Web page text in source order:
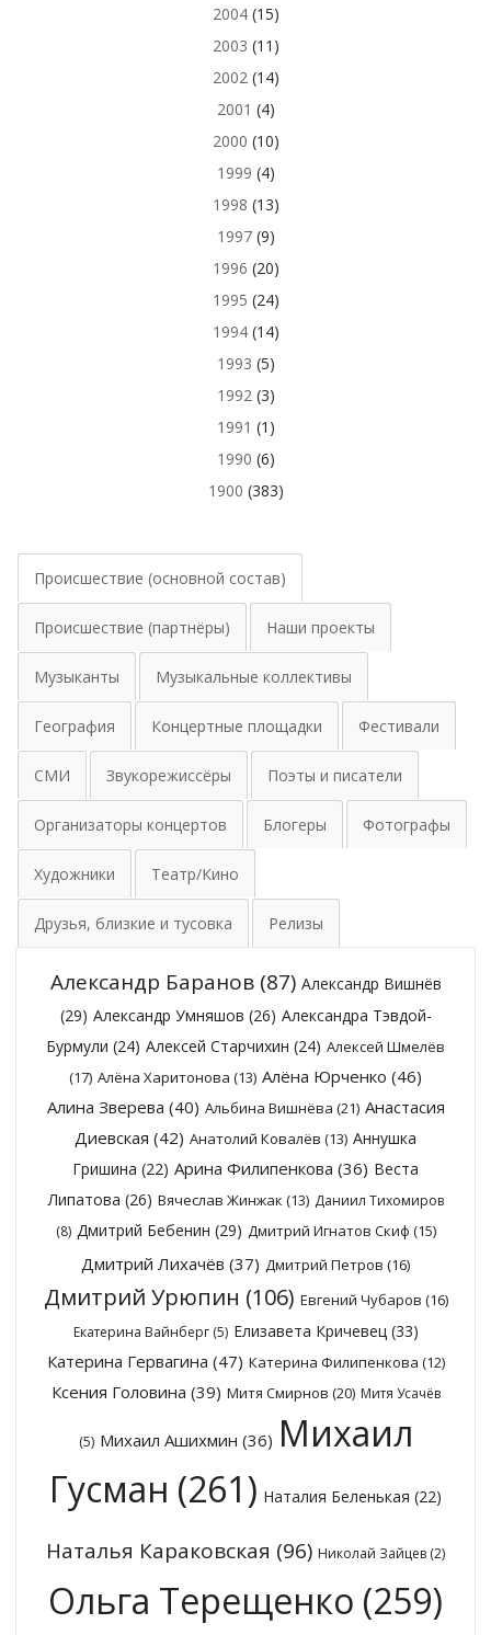
2004(15)
2003 (11)
2002(14)
2001 (4)
2000 (10)
1999 (4)
1998 (13)
1997(9)
1996 (20)
1995 (24)
1994(14)
1993 (5)
1992(3)
1991 (1)
1990 (6)
1900 (383)
Происшествие (основной состав)
Происшествие (партнёры) Наши проекты
Музыканты Музыкальные коллективы
География Концертные площадки Фестивали
СМИ Звукорежиссёры Поэты и писатели
Организаторы концертов Блогеры Фотографы
Художники Театр/Кино
Друзья, близкие и тусовка Релизы
Александр Баранов(87) Александр Вишнёв
(29) Александр Умняшов (26) Александра Тэвдой-
Бурмули (24) Алексей Старчихин (24) Алексей Шмелёв
(17) Алёна Харитонова (13) Алёна Юрченко (46)
Алина Зверева (40) Альбина Вишнёва (21) Анастасия
Диевская (42) Анатолий Ковалёв (13) Аннушка
Гришина (22) Арина Филипенкова (36) Веста
Липатова (26) Вячеслав Жинжак (13) Даниил Тихомиров
(8) Дмитрий Бебенин (29) Дмитрий Игнатов Скиф (15)
Дмитрий Лихачёв (37) Дмитрий Петров (16)
Дмитрий Урюпин (106) Евгений Чубаров (16)
Екатерина Вайнберг(5) Елизавета Кричевец(33)
Катерина Гервагина (47) Катерина Филипенкова (12)
Ксения Головина (39) Митя Смирнов (20) Митя Усачёв
(5) Михаил Ашихмин (36) Михаил
Гусман (261) Наталия Беленькая (22)
Наталья Караковская (96) Николай Зайцев (2)
Ольга Терещенко (259)